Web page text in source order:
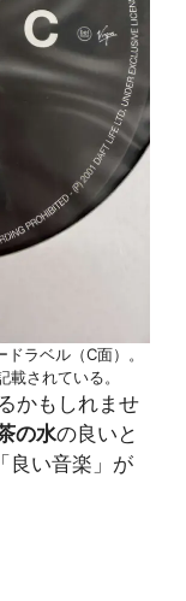
ラベル（C面）。
されている。
かもしれませ
の水の良いと
良い音楽」が